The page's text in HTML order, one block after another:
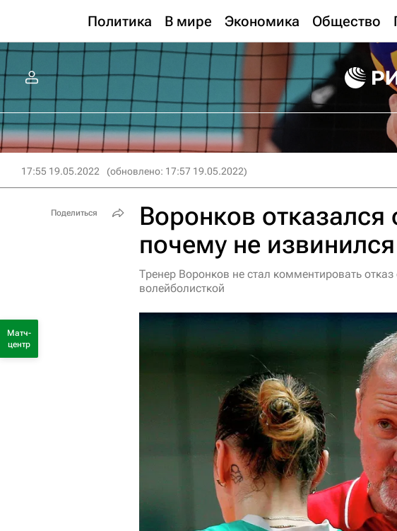
Политика В мире Экономика Общество
17:55 19.05.2022 (обновлено: 17:57 19.05.2022)
Воронков отказался
почему не
Тренер Воронков не стал комментировать
волейболисткой
Поделиться
Матч-
центр